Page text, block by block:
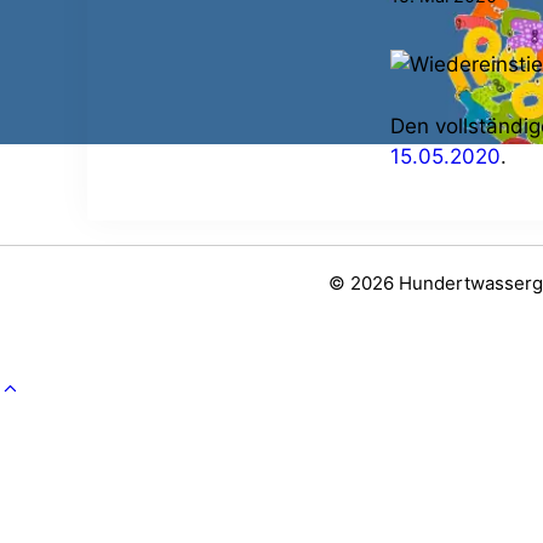
Den
15.05.2020.
© 2026